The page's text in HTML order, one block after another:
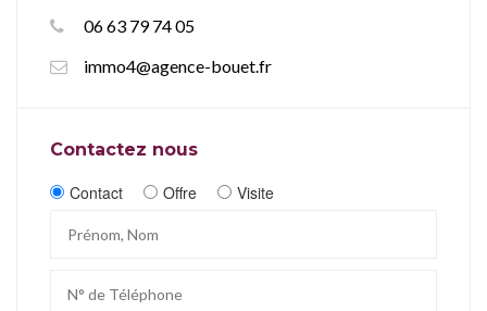
06 63 79 74 05
immo4@agence-bouet.fr
Contactez nous
Contact Offre Visite